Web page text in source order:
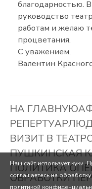
благодарностью.
руководство
работам и желаю
процветания.
С уважением,
Валентин
НА ГЛАВНУЮ
РЕПЕРТУАР
ВИЗИТ В ТЕАТР
ПУШКИНСКАЯ
ПОЛИТИКА
ОБРАБОТКИ
Наш сайт использует куки.
соглашаетесь на
политикой